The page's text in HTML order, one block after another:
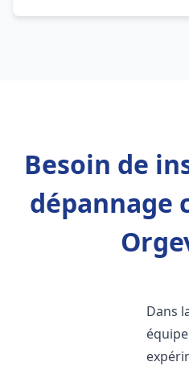
Besoin de
dépannage
Dans